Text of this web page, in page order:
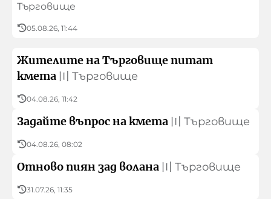
Търговище
05.08.26, 11:44
Жителите на Търговище питат
кмета 〣 Търговище
04.08.26, 11:42
Задайте въпрос на кмета 〣 Търговище
04.08.26, 08:02
Отново пиян зад волана 〣 Търговище
31.07.26, 11:35